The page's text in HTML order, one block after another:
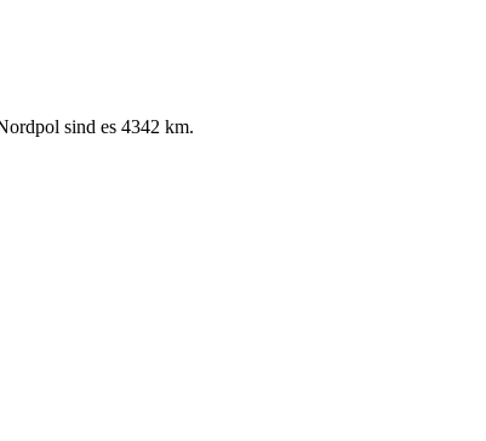
sind es 4342 km.